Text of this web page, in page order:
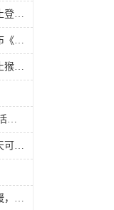
海关总署公告2025年第57号（关于防止登革热疫情传入我国的公告）
海关总署公告2025年第40号（关于发布《国境口岸传染病监测实施办法》的公告）
海关总署公告2025年第28号（关于防止猴痘疫情传入我国的公告）
离境退税2.0版落地满月广州入境消费活力持续攀升
注意！东航机票新规，国内票提前14天可免费退票改签
中疾控最新研判：新冠阳性率上升趋缓，整体处于中流行水平